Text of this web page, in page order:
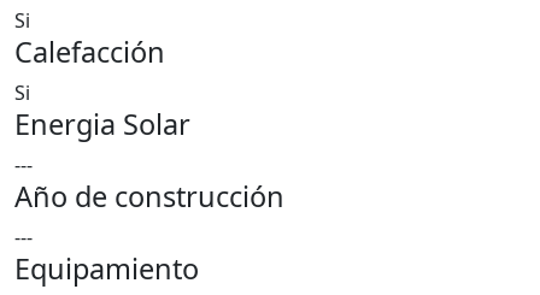
Si
Calefacción
Si
Energia Solar
---
Año de construcción
---
Equipamiento